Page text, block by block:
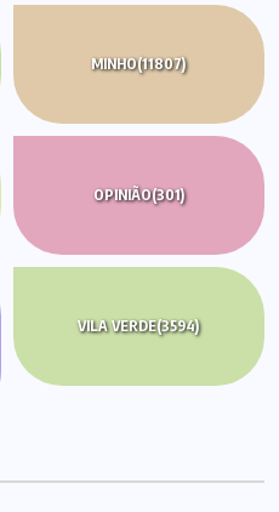
MINHO(11807)
OPINIÃO(301)
VILA VERDE(3594)